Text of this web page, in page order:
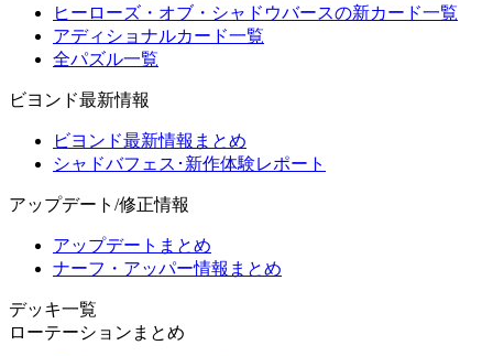
ヒーローズ・オブ・シャドウバースの新カード一覧
アディショナルカード一覧
全パズル一覧
ビヨンド最新情報
ビヨンド最新情報まとめ
シャドバフェス･新作体験レポート
アップデート/修正情報
アップデートまとめ
ナーフ・アッパー情報まとめ
デッキ一覧
ローテーションまとめ